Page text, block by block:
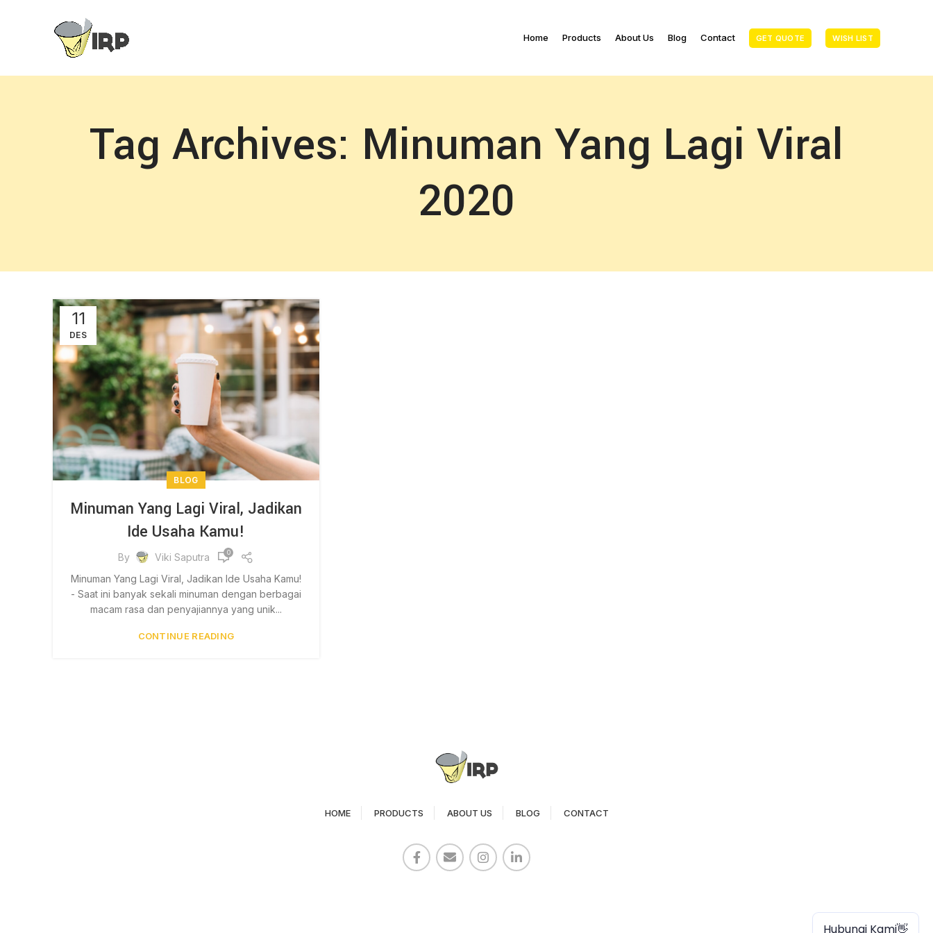
Home Products About Us Blog Contact GET QUOTE WISH LIST
Tag Archives: Minuman Yang Lagi Viral
2020
11
DES
BLOG
Minuman Yang Lagi Viral, Jadikan
Ide Usaha Kamu!
By Viki Saputra 0
Minuman Yang Lagi Viral, Jadikan Ide Usaha Kamu!
- Saat ini banyak sekali minuman dengan berbagai
macam rasa dan penyajiannya yang unik...
CONTINUE READING
HOME PRODUCTS ABOUT US BLOG CONTACT
Hubungi Kami👋